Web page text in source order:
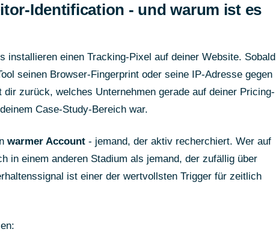
Identification - und warum ist es
installieren einen Tracking-Pixel auf deiner Website. Sobald
seinen Browser-Fingerprint oder seine IP-Adresse gegen
zurück, welches Unternehmen gerade auf deiner Pricing-
Case-Study-Bereich war.
warmer Account - jemand, der aktiv recherchiert. Wer auf
in einem anderen Stadium als jemand, der zufällig über
ist einer der wertvollsten Trigger für zeitlich